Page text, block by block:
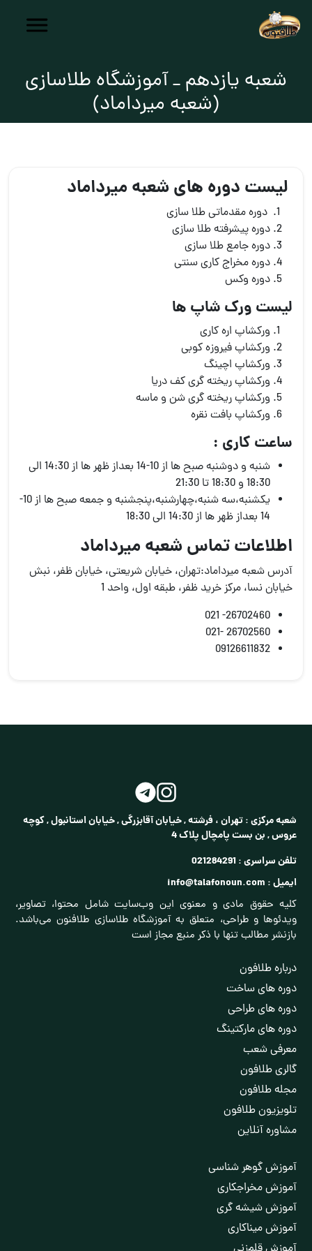
شعبه یازدهم _ آموزشگاه طلاسازی
(شعبه میرداماد)
لیست دوره های شعبه میرداماد
دوره مقدماتی طلا سازی
دوره پیشرفته طلا سازی
دوره جامع طلا سازی
دوره مخراج کاری سنتی
دوره وکس
لیست ورک شاپ ها
ورکشاپ اره کاری
ورکشاپ فیروزه کوبی
ورکشاپ اچینگ
ورکشاپ ریخته گری کف دریا
ورکشاپ ریخته گری شن و ماسه
ورکشاپ بافت نقره
ساعت کاری :
شنبه و دوشنبه صبح ها از 10-14 بعداز ظهر ها از 14:30 الی
18:30 و 18:30 تا 21:30
یکشنبه،سه شنبه،چهارشنبه،پنجشنبه و جمعه صبح ها از 10-
14 بعداز ظهر ها از 14:30 الی 18:30
اطلاعات تماس شعبه میرداماد
آدرس شعبه میرداماد:تهران، خیابان شریعتی، خیابان ظفر، نبش
خیابان نسا، مرکز خرید ظفر، طبقه اول، واحد 1
26702460- 021
26702560 -021
09126611832
شعبه مرکزی :تهران ، فرشته , خیابان آقابزرگی , خیابان استانبول , کوچه
عروس , بن بست پامچال پلاک 4
تلفن سراسری :021284291
ایمیل : info@talafonoun.com
کلیه حقوق مادی و معنوی این وب‌سایت شامل محتوا، تصاویر،
ویدئوها و طراحی، متعلق به آموزشگاه طلاسازی طلافنون می‌باشد.
بازنشر مطالب تنها با ذکر منبع مجاز است
درباره طلافون
دوره های ساخت
دوره های طراحی
دوره های مارکتینگ
معرفی شعب
گالری طلافون
مجله طلافون
تلویزیون طلافون
مشاوره آنلاین
آموزش گوهر شناسی
آموزش مخراجکاری
آموزش شیشه گری
آموزش مینا‌کاری